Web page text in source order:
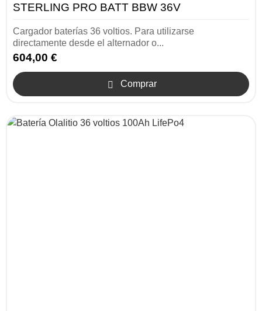
STERLING PRO BATT BBW 36V
Cargador baterías 36 voltios. Para utilizarse
directamente desde el alternador o...
604,00 €
 Comprar